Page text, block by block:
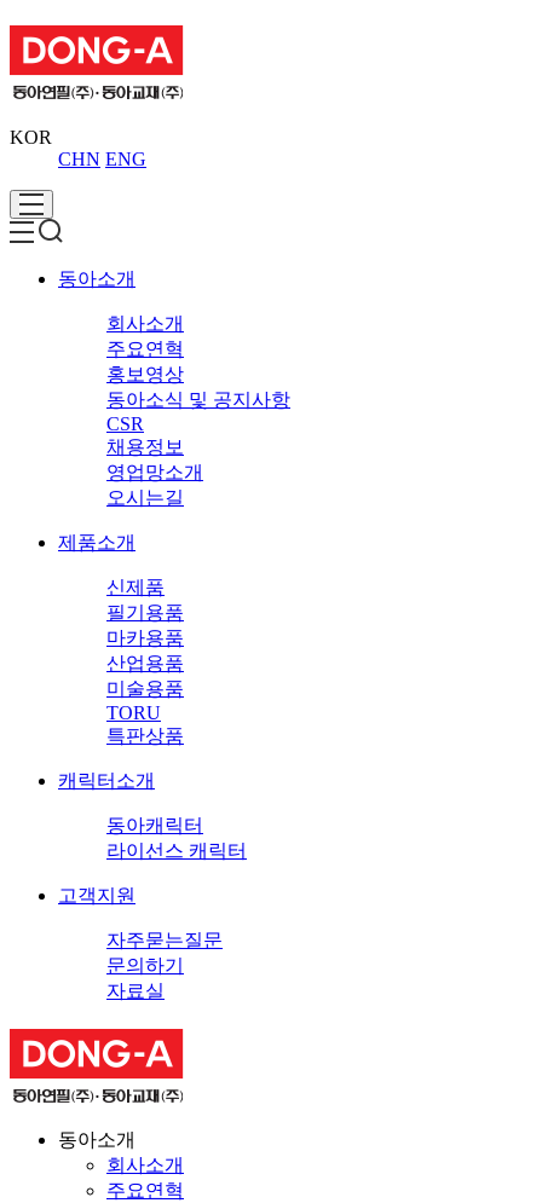
KOR
CHN ENG
동아소개
회사소개
주요연혁
홍보영상
동아소식 및 공지사항
CSR
채용정보
영업망소개
오시는길
제품소개
신제품
필기용품
마카용품
산업용품
미술용품
TORU
특판상품
캐릭터소개
동아캐릭터
라이선스 캐릭터
고객지원
자주묻는질문
문의하기
자료실
동아소개
회사소개
주요연혁